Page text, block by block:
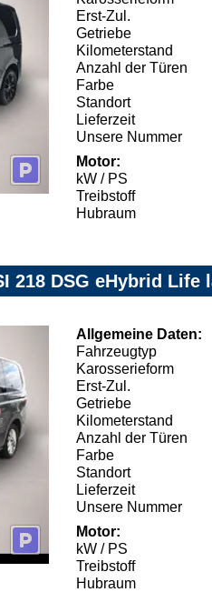
Erst-Zul.
Getriebe
Kilometerstand
Anzahl der Türen
Farbe
Standort
Lieferzeit
Unsere Nummer
Motor:
kW / PS
Treibstoff
Hubraum
218 DSG eHybrid Life
Allgemeine Daten:
Fahrzeugtyp
Karosserieform
Erst-Zul.
Getriebe
Kilometerstand
Anzahl der Türen
Farbe
Standort
Lieferzeit
Unsere Nummer
Motor:
kW / PS
Treibstoff
Hubraum